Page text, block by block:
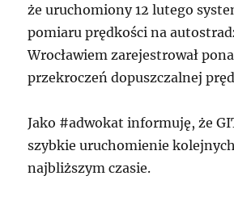
że uruchomiony 12 lutego
pomiaru prędkości na
Wrocławiem zarejestrował
przekroczeń dopuszczalnej
Jako #adwokat informuję, że
szybkie uruchomienie
najbliższym czasie.